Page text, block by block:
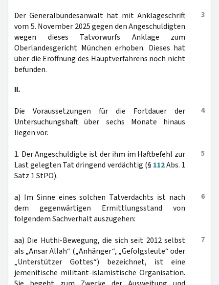
3
Der Generalbundesanwalt hat mit Anklageschrift
vom 5. November 2025 gegen den Angeschuldigten
wegen dieses Tatvorwurfs Anklage zum
Oberlandesgericht München erhoben. Dieses hat
über die Eröffnung des Hauptverfahrens noch nicht
befunden.
II.
4
Die Voraussetzungen für die Fortdauer der
Untersuchungshaft über sechs Monate hinaus
liegen vor.
5
1. Der Angeschuldigte ist der ihm im Haftbefehl zur
Last gelegten Tat dringend verdächtig (§ 112Abs. 1
Satz 1 StPO).
6
a) Im Sinne eines solchen Tatverdachts ist nach
dem gegenwärtigen Ermittlungsstand von
folgendem Sachverhalt auszugehen:
7
aa) Die Huthi-Bewegung, die sich seit 2012 selbst
als „Ansar Allah“ („Anhänger“, „Gefolgsleute“ oder
„Unterstützer Gottes“) bezeichnet, ist eine
jemenitische militant-islamistische Organisation.